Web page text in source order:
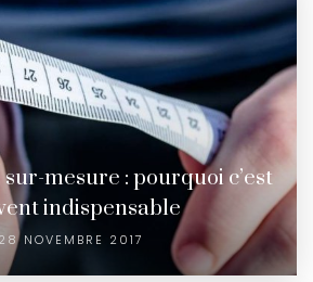
mesure : pourquoi c’est
indispensable
28 NOVEMBRE 2017